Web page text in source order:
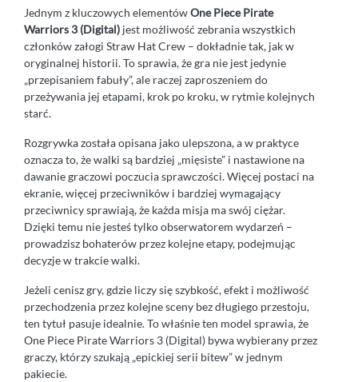
Jednym z kluczowych elementówOne Piece Pirate
Warriors 3 (Digital) jest możliwość zebrania wszystkich
członków załogi Straw Hat Crew – dokładnie tak, jak w
oryginalnej historii. To sprawia, że gra nie jest jedynie
„przepisaniem fabuły”, ale raczej zaproszeniem do
przeżywania jej etapami, krok po kroku, w rytmie kolejnych
starć.
Rozgrywka została opisana jako ulepszona, a w praktyce
oznacza to, że walki są bardziej „mięsiste” i nastawione na
dawanie graczowi poczucia sprawczości. Więcej postaci na
ekranie, więcej przeciwników i bardziej wymagający
przeciwnicy sprawiają, że każda misja ma swój ciężar.
Dzięki temu nie jesteś tylko obserwatorem wydarzeń –
prowadzisz bohaterów przez kolejne etapy, podejmując
decyzje w trakcie walki.
Jeżeli cenisz gry, gdzie liczy się szybkość, efekt i możliwość
przechodzenia przez kolejne sceny bez długiego przestoju,
ten tytuł pasuje idealnie. To właśnie ten model sprawia, że
One Piece Pirate Warriors 3 (Digital) bywa wybierany przez
graczy, którzy szukają „epickiej serii bitew” w jednym
pakiecie.